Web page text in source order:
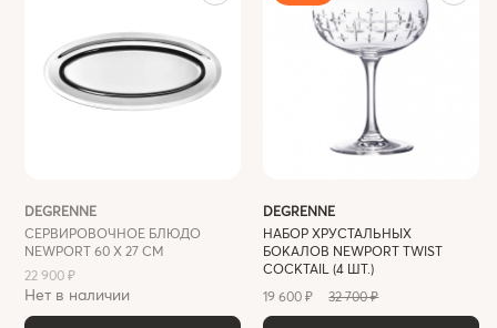
DEGRENNE
СЕРВИРОВОЧНОЕ БЛЮДО
NEWPORT 60 X 27 СМ
22 900 ₽
Нет в наличии
DEGRENNE
НАБОР ХРУСТАЛЬНЫХ
БОКАЛОВ NEWPORT TWIST
COCKTAIL (4 ШТ.)
19 600 ₽
32 700 ₽